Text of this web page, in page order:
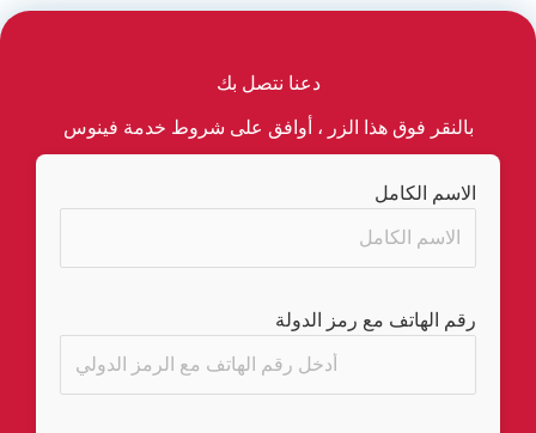
دعنا نتصل بك
بالنقر فوق هذا الزر ، أوافق على شروط خدمة فينوس
الاسم الكامل
رقم الهاتف مع رمز الدولة